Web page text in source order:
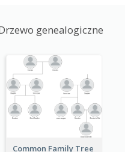
genealogiczne
Common Family Tree